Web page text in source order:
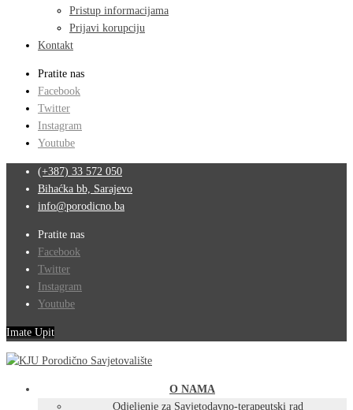
Pristup informacijama
Prijavi korupciju
Kontakt
Pratite nas
Facebook
Twitter
Instagram
Youtube
(+387) 33 572 050
Bihaćka bb, Sarajevo
info@porodicno.ba
Pratite nas
Facebook
Twitter
Instagram
Youtube
Imate Upit
O NAMA
Odjeljenje za Savjetodavno-terapeutski rad